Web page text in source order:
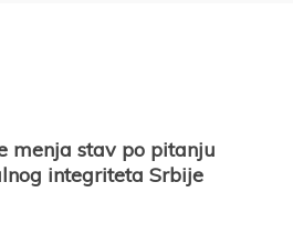
menja stav po pitanju
integriteta Srbije